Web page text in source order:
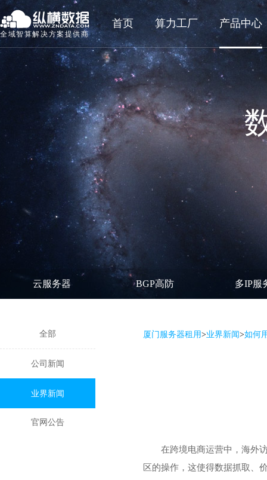
全域智算解决方案提供商
首页 算力工厂 产品中心
云服务器 BGP高防 多IP服
全部
公司新闻
业界新闻
官网公告
厦门服务器租用>业界新闻>如何
在跨境电商运营中，海外
区的操作，这使得数据抓取、